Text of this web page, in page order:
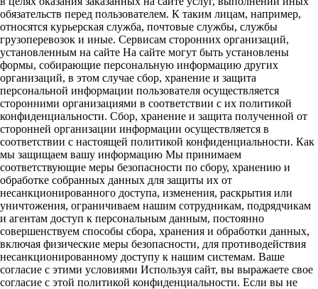
обязательств перед пользователем. К таким лицам, например,
относятся курьерская служба, почтовые службы, службы
грузоперевозок и иные. Сервисам сторонних организаций,
установленным на сайте На сайте могут быть установлены
формы, собирающие персональную информацию других
организаций, в этом случае сбор, хранение и защита
персональной информации пользователя осуществляется
сторонними организациями в соответствии с их политикой
конфиденциальности. Сбор, хранение и защита полученной от
сторонней организации информации осуществляется в
соответствии с настоящей политикой конфиденциальности. Как
мы защищаем вашу информацию Мы принимаем
соответствующие меры безопасности по сбору, хранению и
обработке собранных данных для защиты их от
несанкционированного доступа, изменения, раскрытия или
уничтожения, ограничиваем нашим сотрудникам, подрядчикам
и агентам доступ к персональным данным, постоянно
совершенствуем способы сбора, хранения и обработки данных,
включая физические меры безопасности, для противодействия
несанкционированному доступу к нашим системам. Ваше
согласие с этими условиями Используя сайт, вы выражаете свое
согласие с этой политикой конфиденциальности. Если вы не